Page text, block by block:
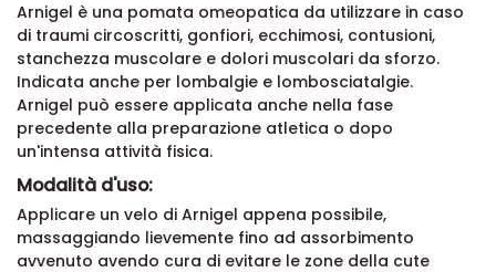
Arnigel è una pomata omeopatica da utilizzare in caso
di traumi circoscritti, gonfiori, ecchimosi, contusioni,
stanchezza muscolare e dolori muscolari da sforzo.
Indicata anche per lombalgie e lombosciatalgie.
Arnigel può essere applicata anche nella fase
precedente alla preparazione atletica o dopo
un'intensa attività fisica.
Modalità d'uso:
Applicare un velo di Arnigel appena possibile,
massaggiando lievemente fino ad assorbimento
avvenuto avendo cura di evitare le zone della cute